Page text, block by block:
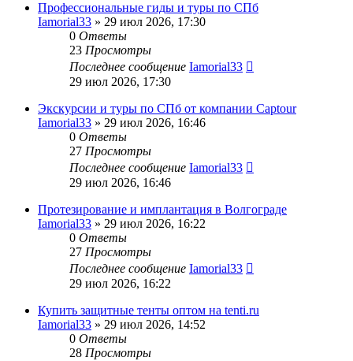
Профессиональные гиды и туры по СПб
Iamorial33 » 29 июл 2026, 17:30
0 Ответы
23 Просмотры
Последнее сообщение Iamorial33
29 июл 2026, 17:30
Экскурсии и туры по СПб от компании Captour
Iamorial33 » 29 июл 2026, 16:46
0 Ответы
27 Просмотры
Последнее сообщение Iamorial33
29 июл 2026, 16:46
Протезирование и имплантация в Волгограде
Iamorial33 » 29 июл 2026, 16:22
0 Ответы
27 Просмотры
Последнее сообщение Iamorial33
29 июл 2026, 16:22
Купить защитные тенты оптом на tenti.ru
Iamorial33 » 29 июл 2026, 14:52
0 Ответы
28 Просмотры